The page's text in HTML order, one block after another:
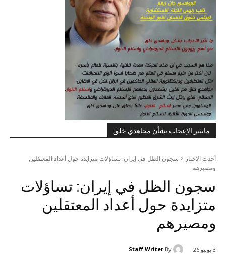
ماتثير الإعجاب بشأن مجاهدي خلق
أحدث الاخبار
سجون الظل في إيران: تساؤلات متزايدة حول أعداد المعتقلين
ومصيرهم
سجون الظل في إيران: تساؤلات
متزايدة حول أعداد المعتقلين
ومصيرهم
3 يونيو 26 By
Staff Writer